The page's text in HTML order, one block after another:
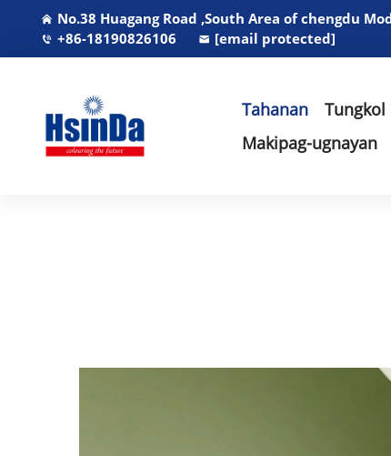
No.38 Huagang Road ,South Area of chengdu
+86-18190826106
[email protected]
Tahanan Tungkol
Makipag-ugnayan